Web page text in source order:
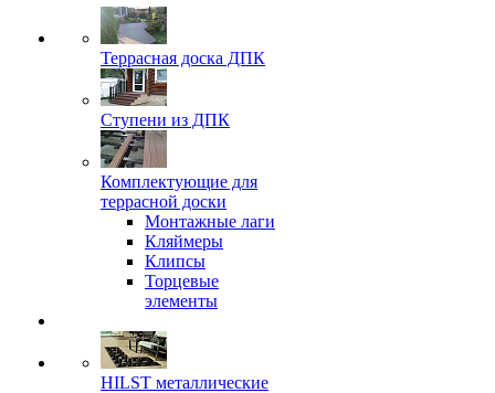
Террасная доска ДПК
Ступени из ДПК
Комплектующие для
террасной доски
Монтажные лаги
Кляймеры
Клипсы
Торцевые
элементы
HILST металлические